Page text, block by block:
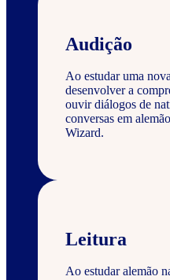
Audição
Ao estudar uma
desenvolver a
ouvir diálogos de
conversas em
Wizard.
Leitura
Ao estudar alemão